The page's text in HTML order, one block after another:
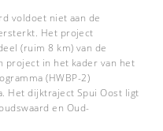
voldoet niet aan de
Het project
(ruim 8 km) van de
project in het kader van het
(HWBP-2)
Het dijktraject Spui Oost ligt
en Oud-